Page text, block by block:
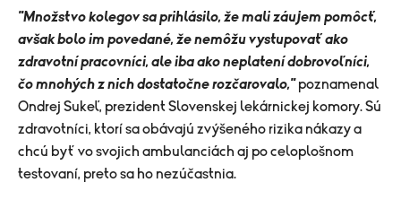
"Množstvo kolegov sa prihlásilo, že mali záujem pomôcť,
avšak bolo im povedané, že nemôžu vystupovať ako
zdravotní pracovníci, ale iba ako neplatení dobrovoľníci,
čo mnohých z nich dostatočne rozčarovalo,"poznamenal
Ondrej Sukeľ, prezident Slovenskej lekárnickej komory. Sú
zdravotníci, ktorí sa obávajú zvýšeného rizika nákazy a
chcú byť vo svojich ambulanciách aj po celoplošnom
testovaní, preto sa ho nezúčastnia.